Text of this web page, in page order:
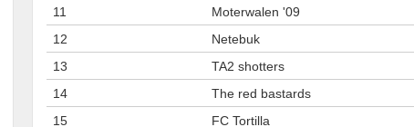
11
Moterwalen '09
12
Netebuk
13
TA2 shotters
14
The red bastards
15
FC Tortilla